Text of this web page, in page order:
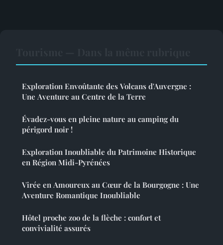
Exploration Envoûtante des Volcans d'Auvergne :
Une Aventure au Centre de la Terre
Évadez-vous en pleine nature au camping du
périgord noir !
Exploration Inoubliable du Patrimoine Historique
en Région Midi-Pyrénées
Virée en Amoureux au Cœur de la Bourgogne : Une
Aventure Romantique Inoubliable
Hôtel proche zoo de la flèche : confort et
convivialité assurés